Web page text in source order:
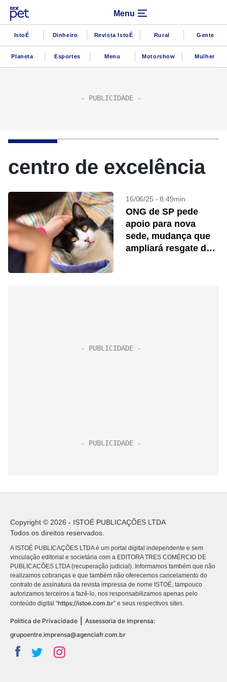
Menu
IstoÉ Dinheiro Revista IstoÉ Rural Gente
Planeta Esportes Menu Motorshow Mulher
centro de excelência
16/06/25 - 8:49min
ONG de SP pede
apoio para nova
sede, mudança que
ampliará resgate de
Copyright © 2026 - ISTOÉ PUBLICAÇÕES LTDA
Todos os direitos reservados.
A ISTOÉ PUBLICAÇÕES LTDA é um portal digital independente e sem
vinculação editorial e societária com a EDITORA TRES COMÉRCIO DE
PUBLICACÕES LTDA (recuperação judicial). Informamos também que não
realizamos cobranças e que também não oferecemos cancelamento do
contrato de assinatura da revista impressa de nome ISTOÉ, tampouco
autorizamos terceiros a fazê-lo, nos responsabilizamos apenas pelo
conteúdo digital “https://istoe.com.br” e seus respectivos sites.
Política de Privacidade
Assessoria de Imprensa:
grupoentre.imprensa@agenciafr.com.br